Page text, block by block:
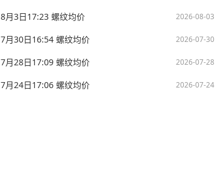
8月3日17:23 螺纹均价 2026-08-03
7月30日16:54 螺纹均价 2026-07-30
7月28日17:09 螺纹均价 2026-07-28
7月24日17:06 螺纹均价 2026-07-24